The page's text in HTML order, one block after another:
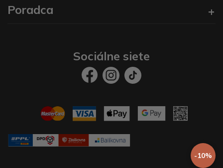
-10%
Poradca
Sociálne siete